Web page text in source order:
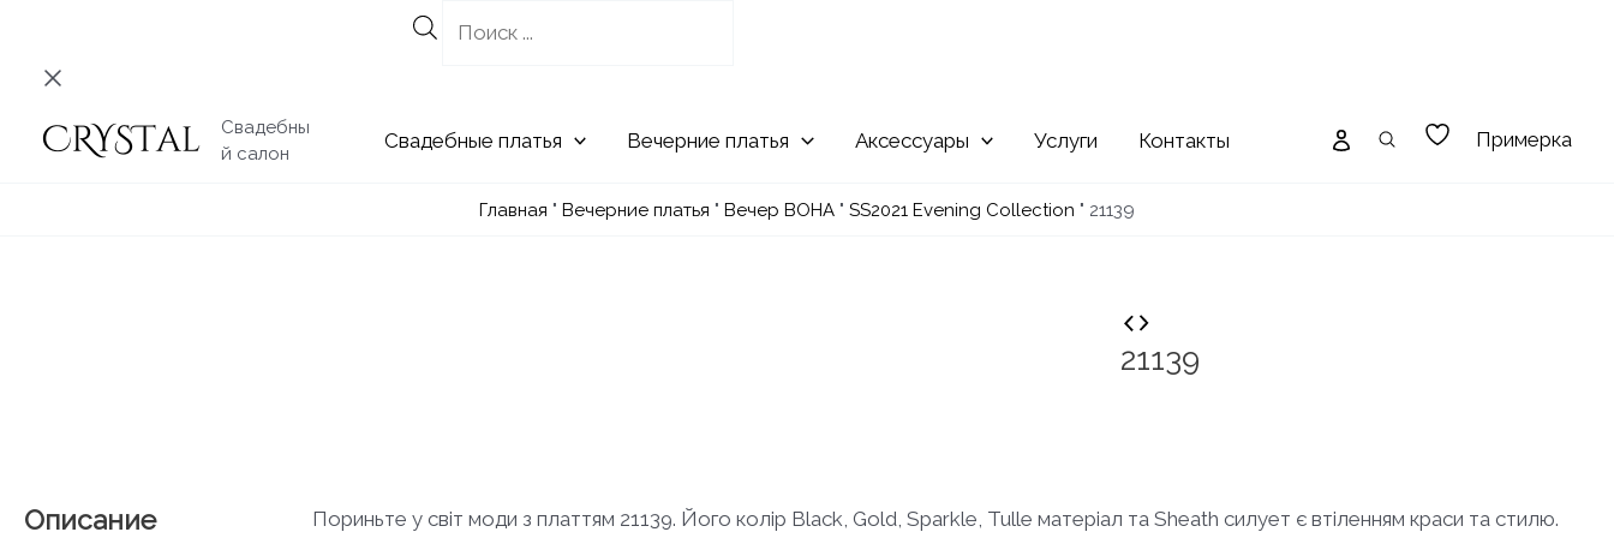
содержимому
Свадебны
й салон
Свадебные Вечерние Аксессуары Услуги Контакты Примерка
Главная " Вечерние платья " Вечер ВОНА " SS2021 Evening Collection " 21139
21139
Описание Пориньте у світ моди з платтям 21139. Його колір Black, Gold, Sparkle, Tulle матеріал та Sheath силует є втіленням краси та стилю.